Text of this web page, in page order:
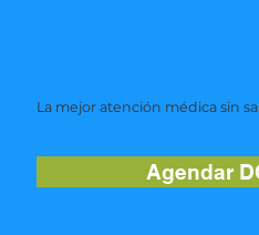
La mejor atención médica sin
Agendar